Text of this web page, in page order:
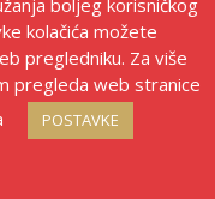
Marketing strategije
boljeg korisničkog
kolačića možete
pregledniku. Za više
pregleda web stranice
POSTAVKE